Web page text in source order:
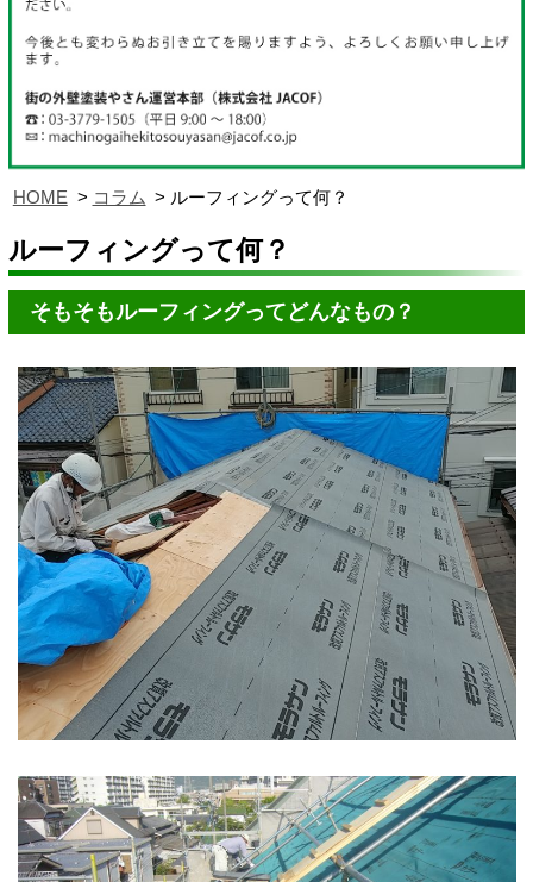
HOME コラム ルーフィングって何？
ルーフィングって何？
そもそもルーフィングってどんなもの？